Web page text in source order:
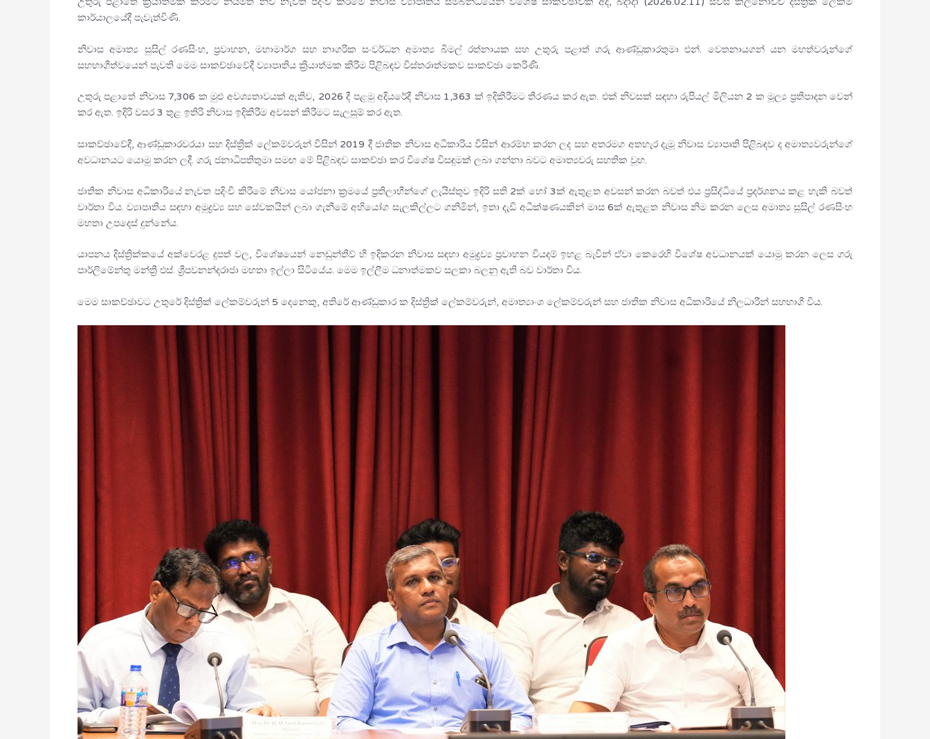
කාර්යාලයේදී පැවැත්විණි.
නිවාස අමාත්‍ය සුසිල් රණසිංහ, ප්‍රවාහන, මහාමාර්ග සහ නාගරික සංවර්ධන අමාත්‍ය බිමල් රත්නායක සහ උතුරු පළාත් ගරු ආණ්ඩුකාරතුමා එන්. වෙතනායගන් යන මහත්වරුන්ගේ
සහභාගීත්වයෙන් පැවති මෙම සාකච්ඡාවේදී ව්‍යාපෘතිය ක්‍රියාත්මක කිරීම පිළිබඳව විස්තරාත්මකව සාකච්ඡා කෙරිණි.
උතුරු පළාතේ නිවාස 7,306 ක මුළු අවශ්‍යතාවයක් ඇතිව, 2026 දී පළමු අදියරේදී නිවාස 1,363 ක් ඉදිකිරීමට තීරණය කර ඇත. එක් නිවසක් සඳහා රුපියල් මිලියන 2 ක මූල්‍ය ප්‍රතිපාදන වෙන්
කර ඇත. ඉදිරි වසර 3 තුළ ඉතිරි නිවාස ඉදිකිරීම අවසන් කිරීමට සැලසුම් කර ඇත.
සාකච්ඡාවේදී, ආණ්ඩුකාරවරයා සහ දිස්ත්‍රික් ලේකම්වරුන් විසින් 2019 දී ජාතික නිවාස අධිකාරිය විසින් ආරම්භ කරන ලද සහ අතරමග අතහැර දැමූ නිවාස ව්‍යාපෘති පිළිබඳව ද අමාත්‍යවරුන්ගේ
අවධානයට යොමු කරන ලදී. ගරු ජනාධිපතිතුමා සමඟ මේ පිළිබඳව සාකච්ඡා කර විශේෂ විසඳුමක් ලබා ගන්නා බවට අමාත්‍යවරු සහතික වූහ.
ජාතික නිවාස අධිකාරියේ නැවත පදිංචි කිරීමේ නිවාස යෝජනා ක්‍රමයේ ප්‍රතිලාභීන්ගේ ලැයිස්තුව ඉදිරි සති 2ක් හෝ 3ක් ඇතුළත අවසන් කරන බවත් එය ප්‍රසිද්ධියේ ප්‍රදර්ශනය කළ හැකි බවත්
වාර්තා විය. ව්‍යාපෘතිය සඳහා අමුද්‍රව්‍ය සහ සේවකයින් ලබා ගැනීමේ අභියෝග සැලකිල්ලට ගනිමින්, ඉතා දැඩි අධීක්ෂණයකින් මාස 6ක් ඇතුළත නිවාස නිම කරන ලෙස අමාත්‍ය සුසිල් රණසිංහ
මහතා උපදෙස් දුන්නේය.
යාපනය දිස්ත්‍රික්කයේ අක්වෙරළ දූපත් වල, විශේෂයෙන් නෙඩුන්තීව් හි ඉදිකරන නිවාස සඳහා අමුද්‍රව්‍ය ප්‍රවාහන වියදම් ඉහළ බැවින් ඒවා කෙරෙහි විශේෂ අවධානයක් යොමු කරන ලෙස ගරු
පාර්ලිමේන්තු මන්ත්‍රී එස්. ශ්‍රීපවනන්දරාජා මහතා ඉල්ලා සිටියේය. මෙම ඉල්ලීම ධනාත්මකව සලකා බලනු ඇති බව වාර්තා විය.
මෙම සාකච්ඡාවට උතුරේ දිස්ත්‍රික් ලේකම්වරුන් 5 දෙනෙකු, අතිරේ ආණ්ඩුකාර ක දිස්ත්‍රික් ලේකම්වරුන්, අමාත්‍යාංශ ලේකම්වරුන් සහ ජාතික නිවාස අධිකාරියේ නිලධාරීන් සහභාගී විය.